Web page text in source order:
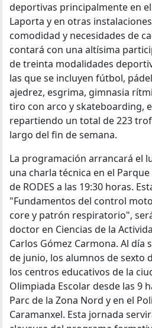
deportivas principalmente en
Laporta y en otras
comodidad y necesidades de
contará con una altísima
de treinta modalidades
las que se incluyen fútbol,
ajedrez, esgrima, gimnasia
tiro con arco y skateboarding,
repartiendo un total de 223
largo del fin de semana.
La programación arrancará el
una charla técnica en el
de RODES a las 19:30 horas.
"Fundamentos del control
core y patrón respiratorio",
doctor en Ciencias de la
Carlos Gómez Carmona. Al día
de junio, los alumnos de sexto
los centros educativos de la
Olimpiada Escolar desde las 9
Parc de la Zona Nord y en el
Caramanxel. Esta jornada